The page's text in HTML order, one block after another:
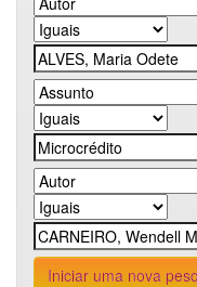
Iniciar uma nova